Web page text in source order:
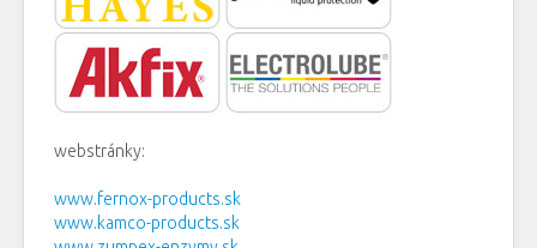
webstránky:
www.fernox-products.sk
www.kamco-products.sk